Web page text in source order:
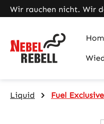
Hauptinhalt springen
Zur Suche springen
Zur Hauptnavigation
Wir rauchen nicht. Wir
Liquid Fuel